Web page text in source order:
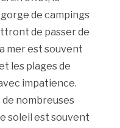
de campings
de passer de
mer est souvent
les plages de
impatience.
nombreuses
soleil est souvent